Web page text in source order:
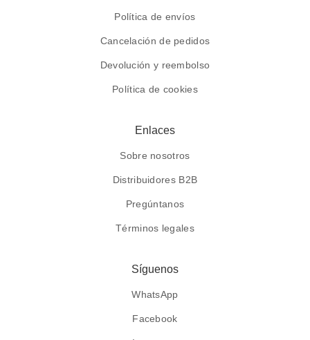
Política de envíos
Cancelación de pedidos
Devolución y reembolso
Política de cookies
Enlaces
Sobre nosotros
Distribuidores B2B
Pregúntanos
Términos legales
Síguenos
WhatsApp
Facebook